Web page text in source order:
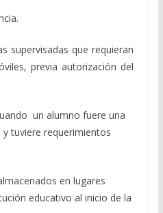
supervisadas que requieran
previa autorización del
un alumno fuere una
tuviere requerimientos
en lugares
educativo al inicio de la